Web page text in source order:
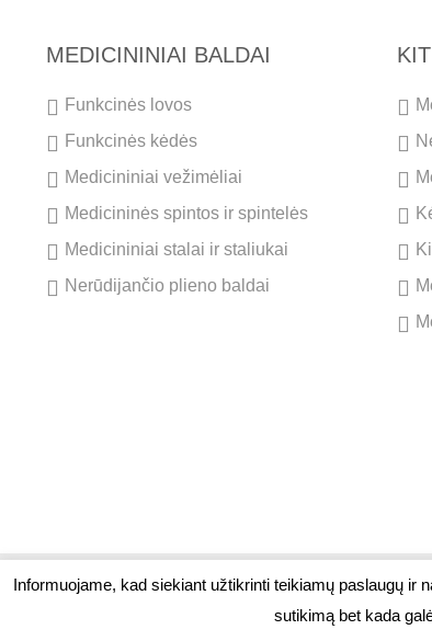
MEDICININIAI BALDAI
Funkcinės lovos
Funkcinės kėdės
Medicininiai vežimėliai
Medicininės spintos ir spintelės
Medicininiai stalai ir staliukai
Nerūdijančio plieno baldai
Informuojame, kad siekiant užtikrinti teikiamų paslaugų ir
sutikimą bet kada